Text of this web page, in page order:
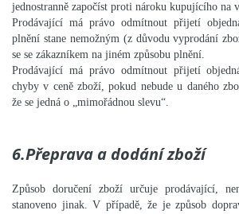
jednostranně započíst proti nároku kupujícího na
Prodávající má právo odmítnout přijetí
plnění stane nemožným (z důvodu vyprodání
se se zákazníkem na jiném způsobu plnění.
Prodávající má právo odmítnout přijetí
chyby v ceně zboží, pokud nebude u daného
že se jedná o „mimořádnou slevu“.
6.Přeprava a dodání zboží
Způsob doručení zboží určuje prodávající,
stanoveno jinak. V případě, že je způsob